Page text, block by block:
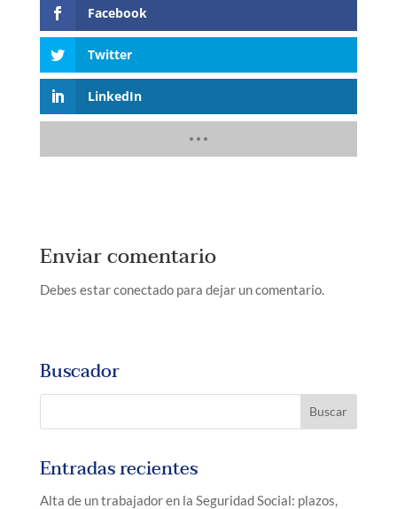
Facebook
Twitter
LinkedIn
Enviar comentario
Debes estar conectado para dejar un comentario.
Buscador
Entradas recientes
Alta de un trabajador en la Seguridad Social: plazos,